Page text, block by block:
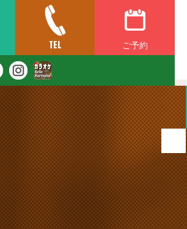
TEL ご予約